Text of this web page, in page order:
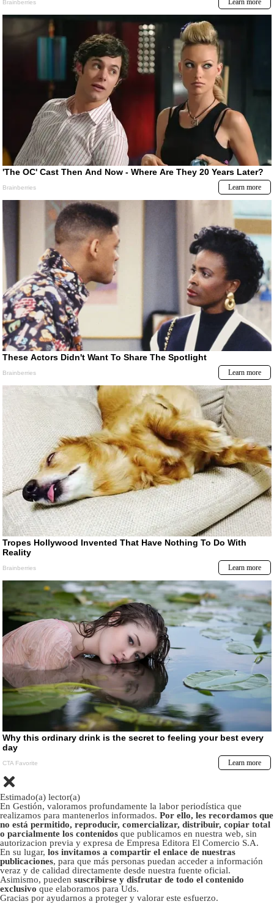
Estimado(a) lector(a)
En Gestión, valoramos profundamente la labor periodística que
realizamos para mantenerlos informados. Por ello, les recordamos que
no está permitido, reproducir, comercializar, distribuir, copiar total
o parcialmente los contenidos que publicamos en nuestra web, sin
autorizacion previa y expresa de Empresa Editora El Comercio S.A.
En su lugar, los invitamos a compartir el enlace de nuestras
publicaciones, para que más personas puedan acceder a información
veraz y de calidad directamente desde nuestra fuente oficial.
Asimismo, pueden suscribirse y disfrutar de todo el contenido
exclusivo que elaboramos para Uds.
Gracias por ayudarnos a proteger y valorar este esfuerzo.